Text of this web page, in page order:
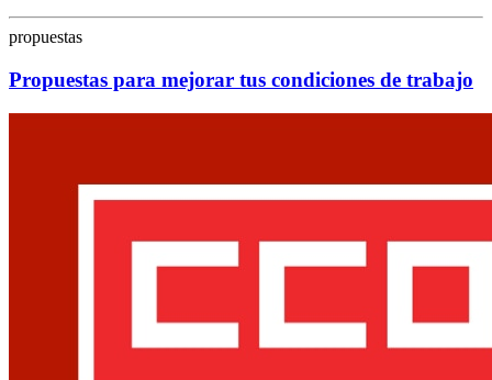
propuestas
Propuestas para mejorar tus condiciones de trabajo